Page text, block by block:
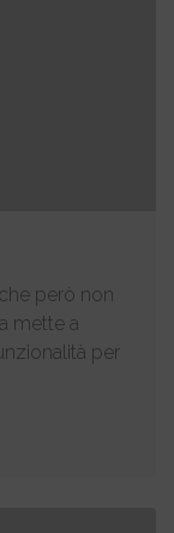
però non
mette a
per